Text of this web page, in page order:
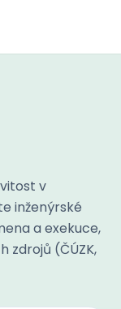
v
inženýrské
a exekuce,
zdrojů (ČÚZK,